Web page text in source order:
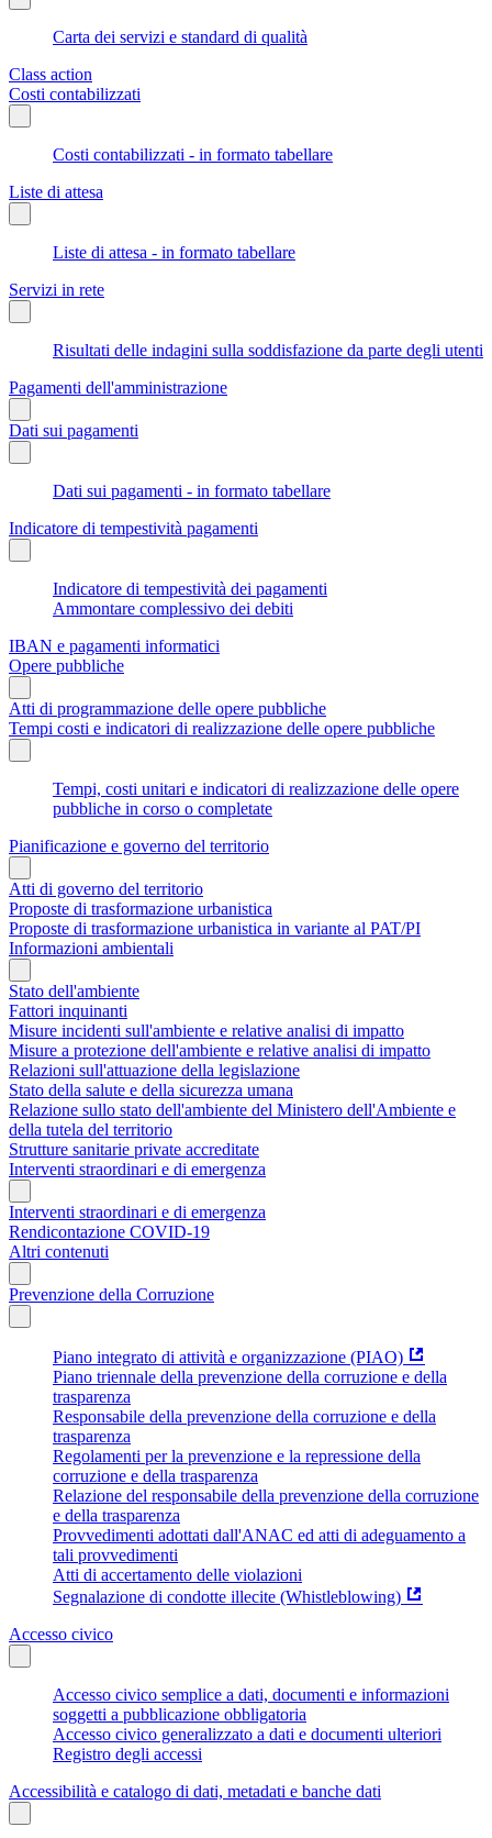
Carta dei servizi e standard di qualità
Class action
Costi contabilizzati
Costi contabilizzati - in formato tabellare
Liste di attesa
Liste di attesa - in formato tabellare
Servizi in rete
Risultati delle indagini sulla soddisfazione da parte degli utenti
Pagamenti dell'amministrazione
Dati sui pagamenti
Dati sui pagamenti - in formato tabellare
Indicatore di tempestività pagamenti
Indicatore di tempestività dei pagamenti
Ammontare complessivo dei debiti
IBAN e pagamenti informatici
Opere pubbliche
Atti di programmazione delle opere pubbliche
Tempi costi e indicatori di realizzazione delle opere pubbliche
Tempi, costi unitari e indicatori di realizzazione delle opere
pubbliche in corso o completate
Pianificazione e governo del territorio
Atti di governo del territorio
Proposte di trasformazione urbanistica
Proposte di trasformazione urbanistica in variante al PAT/PI
Informazioni ambientali
Stato dell'ambiente
Fattori inquinanti
Misure incidenti sull'ambiente e relative analisi di impatto
Misure a protezione dell'ambiente e relative analisi di impatto
Relazioni sull'attuazione della legislazione
Stato della salute e della sicurezza umana
Relazione sullo stato dell'ambiente del Ministero dell'Ambiente e
della tutela del territorio
Strutture sanitarie private accreditate
Interventi straordinari e di emergenza
Interventi straordinari e di emergenza
Rendicontazione COVID-19
Altri contenuti
Prevenzione della Corruzione
Piano integrato di attività e organizzazione (PIAO)
Piano triennale della prevenzione della corruzione e della
trasparenza
Responsabile della prevenzione della corruzione e della
trasparenza
Regolamenti per la prevenzione e la repressione della
corruzione e della trasparenza
Relazione del responsabile della prevenzione della corruzione
e della trasparenza
Provvedimenti adottati dall'ANAC ed atti di adeguamento a
tali provvedimenti
Atti di accertamento delle violazioni
Segnalazione di condotte illecite (Whistleblowing)
Accesso civico
Accesso civico semplice a dati, documenti e informazioni
soggetti a pubblicazione obbligatoria
Accesso civico generalizzato a dati e documenti ulteriori
Registro degli accessi
Accessibilità e catalogo di dati, metadati e banche dati